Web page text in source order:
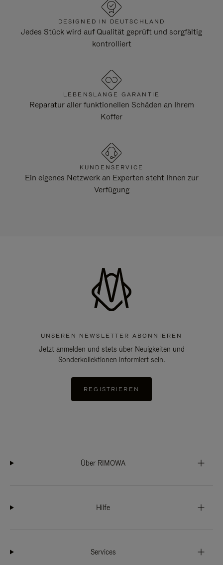
DESIGNED IN DEUTSCHLAND
Jedes Stück wird auf Qualität geprüft und sorgfältig
kontrolliert
LEBENSLANGE GARANTIE
Reparatur aller funktionellen Schäden an Ihrem
Koffer
KUNDENSERVICE
Ein eigenes Netzwerk an Experten steht Ihnen zur
Verfügung
UNSEREN NEWSLETTER ABONNIEREN
Jetzt anmelden und stets über Neuigkeiten und
Sonderkollektionen informiert sein.
REGISTRIEREN
Über RIMOWA
Hilfe
Services